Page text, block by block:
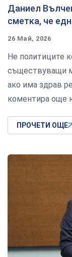
Даниел
сметка, че
26 Май, 2026
Не политиците
съществуващи
ако има здрав
коментира още
ПРОЧЕТИ ОЩЕ